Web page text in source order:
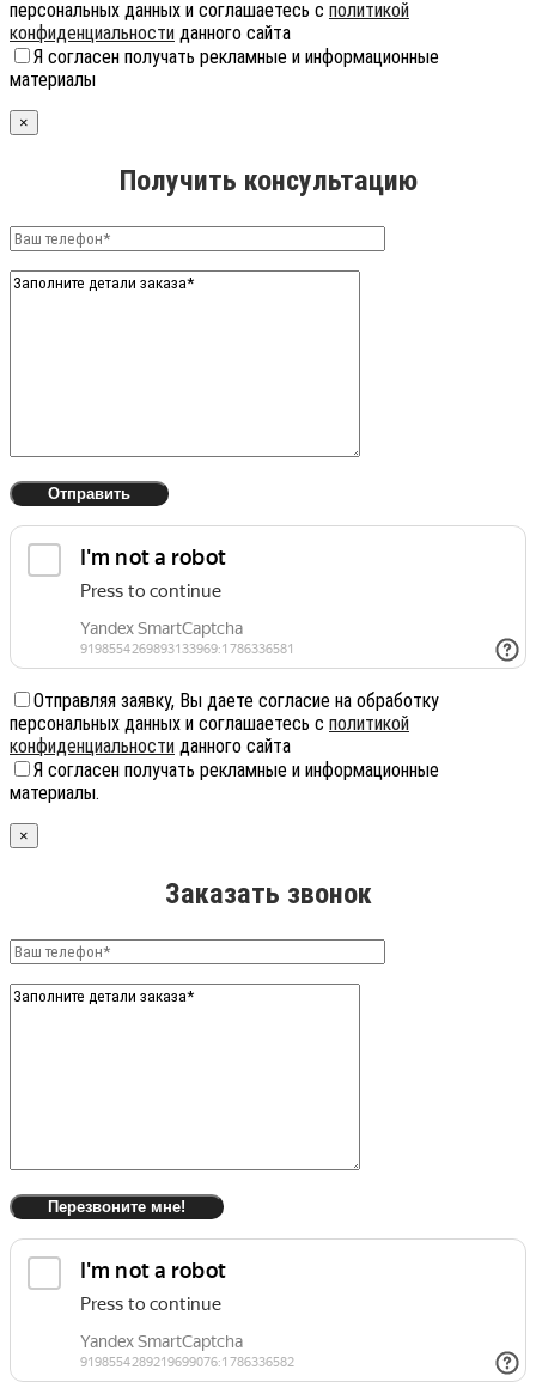
персональных данных и соглашаетесь с политикой
конфиденциальности данного сайта
Я согласен получать рекламные и информационные
материалы
×
Получить консультацию
Отправляя заявку, Вы даете согласие на обработку
персональных данных и соглашаетесь с политикой
конфиденциальности данного сайта
Я согласен получать рекламные и информационные
материалы.
×
Заказать звонок